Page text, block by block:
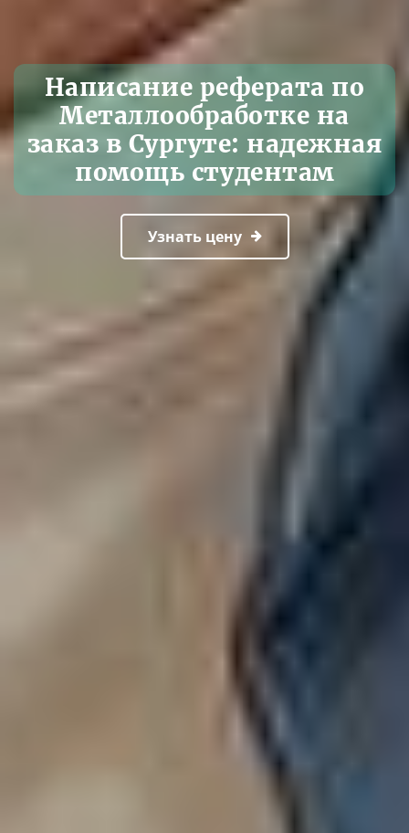
Написание реферата по
Металлообработке на
заказ в Сургуте: надежная
помощь студентам
Узнать цену